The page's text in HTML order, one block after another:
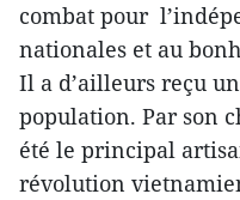
combat pour
nationales et au
Il a d’ailleurs reçu
population. Par son
été le principal
révolution